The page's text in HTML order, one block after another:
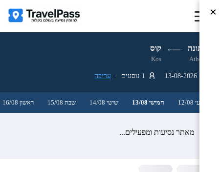
אתונה קוס
Athens
Kos
עריכה
רביעי 12/08 חמישי 13/08 שישי 14/08 שבת 15/08 ראשון 16/08
מאתר נסיעות ומפעילים...
×